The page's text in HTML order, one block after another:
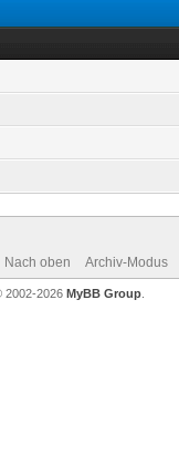
Nach oben Archiv-Modus
2002-2026 MyBB Group